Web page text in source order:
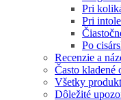
Pri
Pri
Po
Recenzie a
Často kladené
Všetky
Dôležité